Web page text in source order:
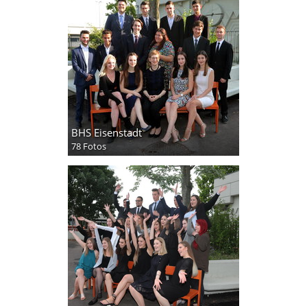
BHS Eisenstadt
78 Fotos